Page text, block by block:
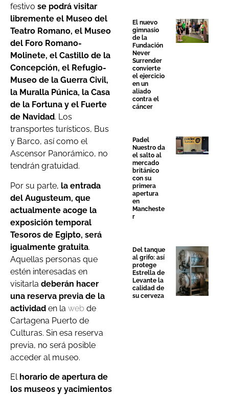
festivo se podrá visitar
libremente el Museo del
Teatro Romano, el Museo
del Foro Romano-
Molinete, el Castillo de la
Concepción, el Refugio-
Museo de la Guerra Civil,
la Muralla Púnica, la Casa
de la Fortuna y el Fuerte
de Navidad. Los
transportes turísticos, Bus
y Barco, así como el
Ascensor Panorámico, no
tendrán gratuidad.
Por su parte, la entrada
del Augusteum, que
actualmente acoge la
exposición temporal
Tesoros de Egipto, será
igualmente gratuita.
Aquellas personas que
estén interesadas en
visitarla deberán hacer
una reserva previa de la
actividad en la web de
Cartagena Puerto de
Culturas. Sin esa reserva
previa, no será posible
acceder al museo.
El horario de apertura de
los museos y yacimientos
El nuevo
gimnasio
de la
Fundación
Never
Surrender
convierte
el ejercicio
en un
aliado
contra el
cáncer
Padel
Nuestro da
el salto al
mercado
británico
con su
primera
apertura
en
Mancheste
r
Del tanque
al grifo: así
protege
Estrella de
Levante la
calidad de
su cerveza